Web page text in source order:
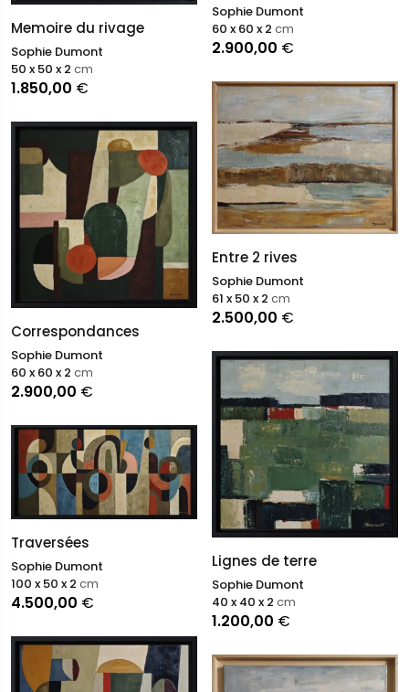
Memoire du rivage
Sophie Dumont
1.850,00 €
50 x 50 x 2 cm
Correspondances
Sophie Dumont
2.900,00 €
60 x 60 x 2 cm
Traversées
Sophie Dumont
4.500,00 €
100 x 50 x 2 cm
Sophie Dumont
2.900,00 €
60 x 60 x 2 cm
Entre 2 rives
Sophie Dumont
2.500,00 €
61 x 50 x 2 cm
Lignes de terre
Sophie Dumont
1.200,00 €
40 x 40 x 2 cm